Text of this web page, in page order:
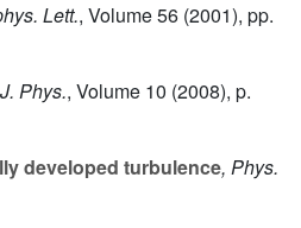
Lett., Volume 56 (2001), pp.
Phys., Volume 10 (2008), p.
developed turbulence, Phys.